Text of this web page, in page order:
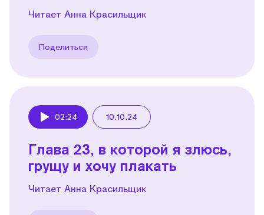
Читает Анна Красильщик
Поделиться
02:24 10.10.24
Глава 23, в которой я злюсь,
грущу и хочу плакать
Читает Анна Красильщик